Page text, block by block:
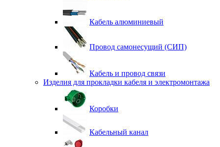
Кабель алюминиевый
Провод самонесущий (СИП)
Кабель и провод связи
Изделия для прокладки кабеля и электромонтажа
Коробки
Кабельный канал